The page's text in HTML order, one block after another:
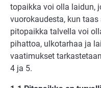
topaikka voi olla laidun,
vuorokaudesta, kun
pitopaikka talvella voi
pihat­toa, ulko­tarhaa ja
vaatimukset
4 ja 5.